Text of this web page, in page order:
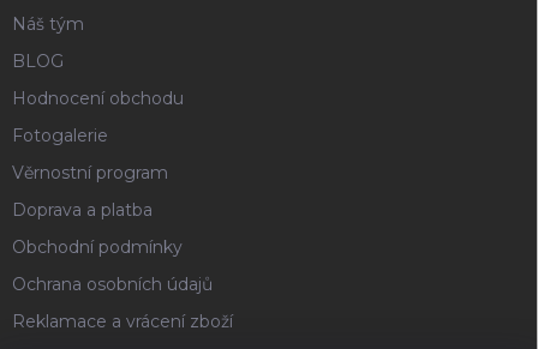
Náš tým
BLOG
Hodnocení obchodu
Fotogalerie
Věrnostní program
Doprava a platba
Obchodní podmínky
Ochrana osobních údajů
Reklamace a vrácení zboží